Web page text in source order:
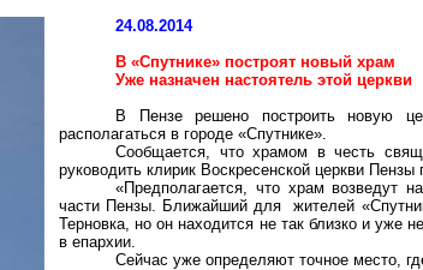
24.08.2014
В «Спутнике» построят новый храм
Уже назначен настоятель этой церкви
В Пензе решено построить новую
располагаться в городе «Спутнике».
Сообщается, что храмом в честь
руководить клирик Воскресенской церкви
«Предполагается, что храм возведут
части Пензы. Ближайший для жителей
Терновка, но он находится не так близко и
в епархии.
Сейчас уже определяют точное место,